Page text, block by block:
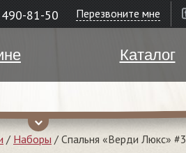
490-81-50 Перезвоните мне
Каталог
/ Наборы / Спальня «Верди Люкс» #3